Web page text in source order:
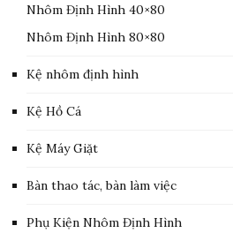
Nhôm Định Hình 40×80
Nhôm Định Hình 80×80
Kệ nhôm định hình
Kệ Hồ Cá
Kệ Máy Giặt
Bàn thao tác, bàn làm việc
Phụ Kiện Nhôm Định Hình